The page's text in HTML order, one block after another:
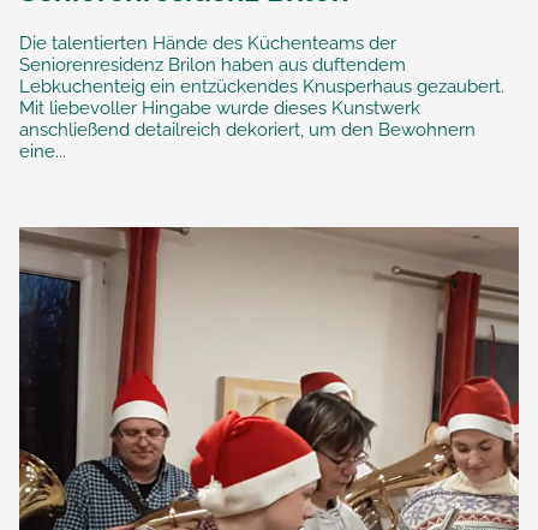
Die talentierten Hände des Küchenteams der
Seniorenresidenz Brilon haben aus duftendem
Lebkuchenteig ein entzückendes Knusperhaus gezaubert.
Mit liebevoller Hingabe wurde dieses Kunstwerk
anschließend detailreich dekoriert, um den Bewohnern
eine...